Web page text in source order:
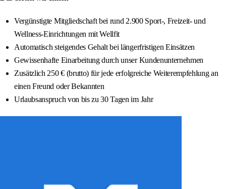
Vergünstigte Mitgliedschaft bei rund 2.900 Sport-, Freizeit- und
Wellness‑Einrichtungen mit Wellfit
Automatisch steigendes Gehalt bei längerfristigen Einsätzen
Gewissenhafte Einarbeitung durch unser Kundenunternehmen
Zusätzlich 250 € (brutto) für jede erfolgreiche Weiterempfehlung an
einen Freund oder Bekannten
Urlaubsanspruch von bis zu 30 Tagen im Jahr